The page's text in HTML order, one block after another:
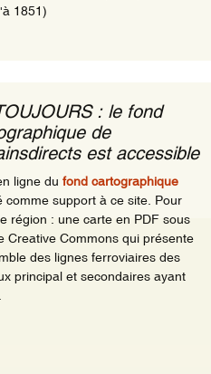
1851)
: le fond
de
est accessible
ligne du fond cartographique
comme support à ce site. Pour
région : une carte en PDF sous
Creative Commons qui présente
des lignes ferroviaires des
principal et secondaires ayant